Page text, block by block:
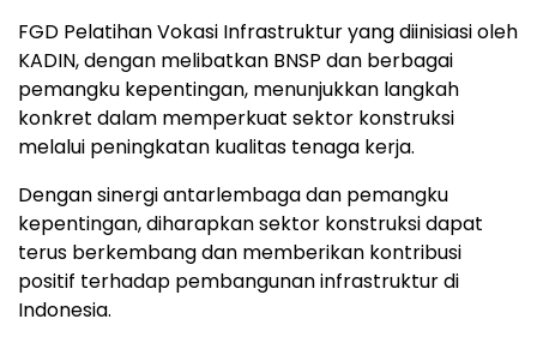
FGD Pelatihan Vokasi Infrastruktur yang diinisiasi oleh
KADIN, dengan melibatkan BNSP dan berbagai
pemangku kepentingan, menunjukkan langkah
konkret dalam memperkuat sektor konstruksi
melalui peningkatan kualitas tenaga kerja.
Dengan sinergi antarlembaga dan pemangku
kepentingan, diharapkan sektor konstruksi dapat
terus berkembang dan memberikan kontribusi
positif terhadap pembangunan infrastruktur di
Indonesia.